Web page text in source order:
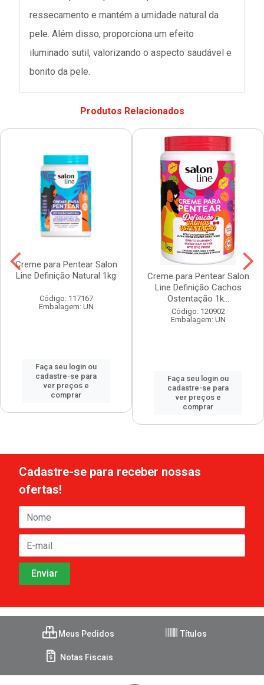
ressecamento e mantém a umidade natural da
pele. Além disso, proporciona um efeito
iluminado sutil, valorizando o aspecto saudável e
bonito da pele.
Produtos Relacionados
Creme para Pentear Salon
Line Definição Natural 1kg
Código: 117167
Embalagem: UN
Faça seu login ou
cadastre-se para
ver preços e
comprar
Creme para Pentear Salon
Line Definição Cachos
Ostentação 1k...
Código: 120902
Embalagem: UN
Faça seu login ou
cadastre-se para
ver preços e
comprar
Cadastre-se para receber nossas
ofertas!
Meus Pedidos Títulos
Notas Fiscais